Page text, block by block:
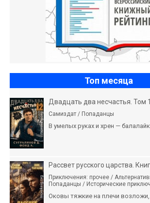
Топ месяца
Двадцать два несчастья. Том
Самиздат / Попаданцы
В умелых руках и хрен —
Рассвет русского царства.
Приключения: прочее /
Попаданцы / Исторические
Оковы тяжкие на плечи возложи,